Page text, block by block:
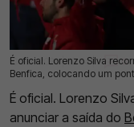
É oficial. Lorenzo Silva
Benfica, colocando um
10 Jun 2026 | 09:54 | 0
É oficial. Lorenzo
anunciar a saída do